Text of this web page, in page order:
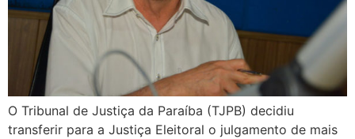
O Tribunal de Justiça da Paraíba (TJPB) decidiu
transferir para a Justiça Eleitoral o julgamento de mais